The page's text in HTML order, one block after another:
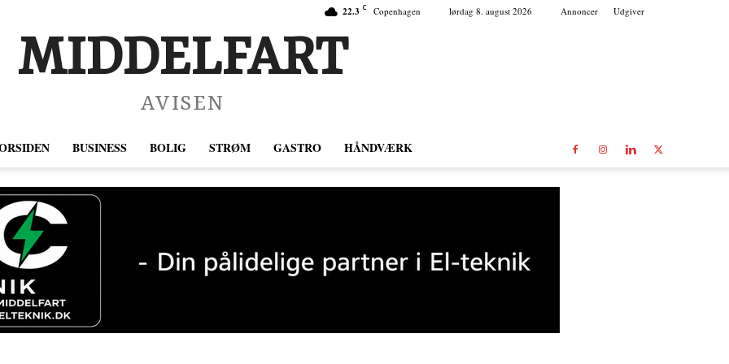
22.3 C Copenhagen lørdag 8. august 2026 Annoncer Udgiver
MIDDELFART
AVISEN
BUSINESS BOLIG STRØM GASTRO HÅNDVÆRK